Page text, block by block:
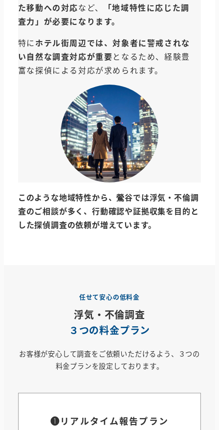
た移動への対応など、
「地域特性に応じた調
査力」が必要になります。
特にホテル街周辺では、対象者に警戒されな
い自然な調査対応が重要となるため、経験豊
富な探偵による対応が求められます。
このような地域特性から、鶯谷では浮気・不倫調
査のご相談が多く、行動確認や証拠収集を目的と
した探偵調査の依頼が増えています。
任せて安心の低料金
浮気・不倫調査
３つの料金プラン
お客様が安心して調査をご依頼いただけるよう、３つの
料金プランを設定しております。
❶リアルタイム報告プラン